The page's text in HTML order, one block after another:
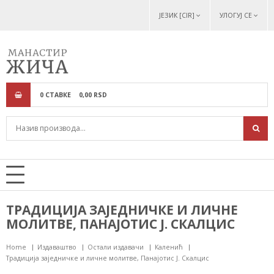
ЈЕЗИК [CIR] УЛОГУЈ СЕ
0 СТАВКЕ 0,00 RSD
ТРАДИЦИЈА ЗАЈЕДНИЧКЕ И ЛИЧНЕ
МОЛИТВЕ, ПАНАЈОТИС Ј. СКАЛЦИС
Home Издаваштво Остали издавачи
Каленић
Традиција заједничке и личне молитве, Панајотис Ј. Скалцис